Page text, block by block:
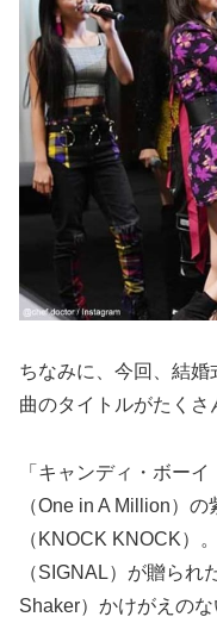
ちなみに、今回、結婚
曲のタイトルがたくさ
「キャンディ・ボー
（One in A Million）
（KNOCK KNOCK）
（SIGNAL）が贈ら
Shaker）かけがえのな